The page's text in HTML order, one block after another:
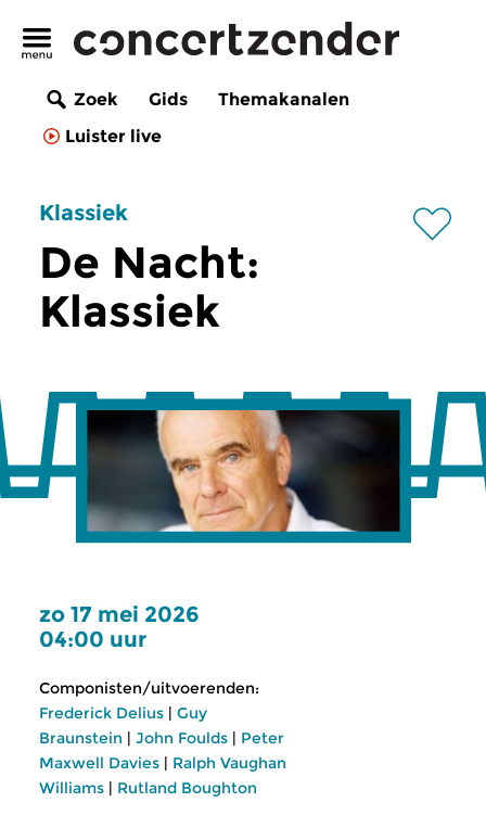
Zoek Gids
Themakanalen
Luister live
Klassiek
De Nacht:
Klassiek
zo 17 mei 2026
04:00 uur
Componisten/uitvoerenden:
Frederick Delius | Guy
Braunstein | John Foulds | Peter
Maxwell Davies | Ralph Vaughan
Williams | Rutland Boughton